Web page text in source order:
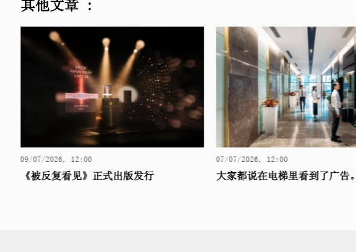
其他文章 :
09/07/2026, 12:00
《被反复看见》正式出版发行
07/07/2026, 12:00
大家都说在电梯里看到了广告。